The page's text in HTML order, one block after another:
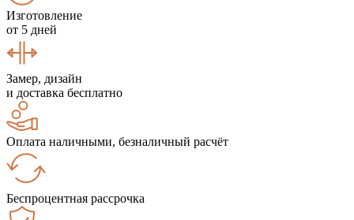
Изготовление
от 5 дней
Замер, дизайн
и доставка бесплатно
Оплата наличными, безналичный расчёт
Беспроцентная рассрочка